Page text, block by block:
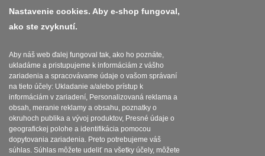
Doplnky a diely
Platba a dodávka
Obchodní podmínky
Zasady zpracovani osobnich udaju
Reklamační řád
Nastavenie cookies. Aby e-shop fungoval,
ako ste zvyknutí.
Aby náš web ďalej fungoval tak, ako ho poznáte,
ukladáme a pristupujeme k informáciám z vášho
zariadenia a spracovávame údaje o vašom správaní
na tieto účely: Ukladanie a/alebo prístup k
informáciám v zariadení, Personalizovaná reklama a
obsah, meranie reklamy a obsahu, poznatky o
okruhoch publika a vývoj produktov, Presné údaje o
geografickej polohe a identifikácia pomocou
dopytovania zariadenia. Preto potrebujeme váš
súhlas. Súhlas môžete udeliť na všetky účely, môžete